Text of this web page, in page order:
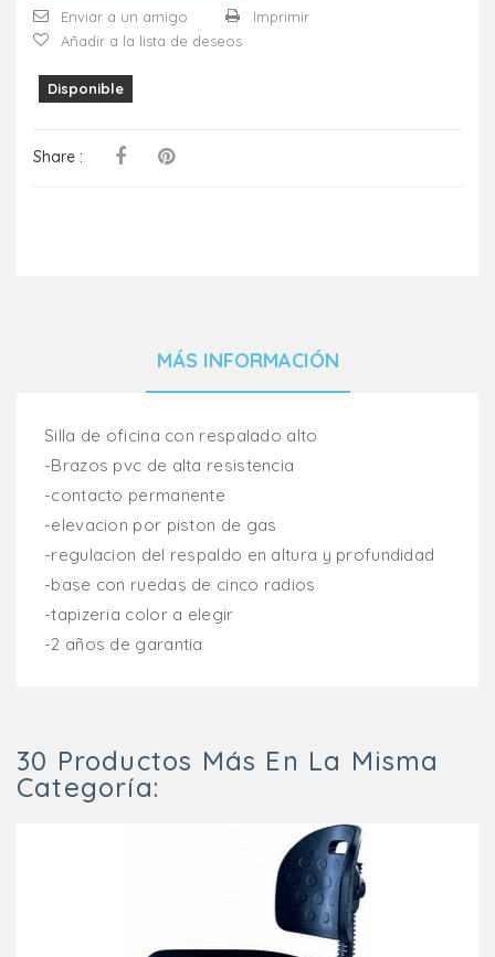
Enviar a un amigo
Imprimir
Añadir a la lista de deseos
Disponible
Share :
MÁS INFORMACIÓN
Silla de oficina con respalado alto
-Brazos pvc de alta resistencia
-contacto permanente
-elevacion por piston de gas
-regulacion del respaldo en altura y profundidad
-base con ruedas de cinco radios
-tapizeria color a elegir
-2 años de garantia
30 Productos Más En La Misma
Categoría: